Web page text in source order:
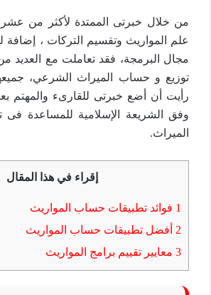
من خلال خبرتى الممتدة لأكثر من
علم المواريث وتقسيم التركات ، إضافة
مجال البرمجة، فقد تعاملت مع العديد
توزيع و حساب الميراث الشرعي،
رأيت أن أضع خبرتى للقارىء والمهتم
وفق الشريعة الإسلامية للمساعدة فى
الميراث.
إقراء في هذا المقال
1 فوائد تطبيقات حساب المواريث
2 أفضل تطبيقات حساب المواريث
3 معايير تقييم برامج المواريث